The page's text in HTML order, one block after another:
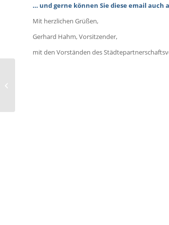
… und gerne können Sie diese email
Mit herzlichen Grüßen,
Gerhard Hahm, Vorsitzender,
mit den Vorständen des